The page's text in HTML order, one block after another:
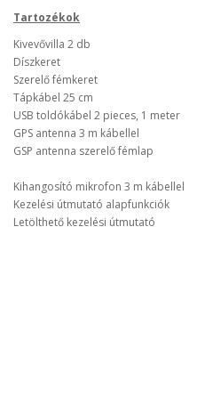
Tartozékok
Kivevővilla 2 db
Díszkeret
Szerelő fémkeret
Tápkábel 25 cm
USB toldókábel 2 pieces, 1 meter
GPS antenna 3 m kábellel
GSP antenna szerelő fémlap
Kihangosító mikrofon 3 m kábellel
Kezelési útmutató alapfunkciók
Letölthető kezelési útmutató